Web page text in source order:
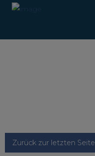
Zurück zur letzten Seite